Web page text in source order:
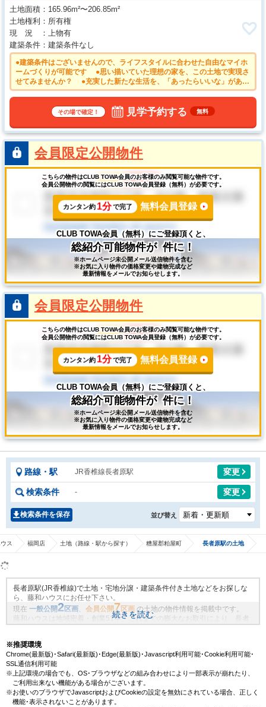
土地面積
165.96m²〜206.85m²
土地権利
所有権
現 況
上物有
建築条件
建築条件なし
●建築条件はございませんので、ライフスタイルに合わせた自由なマイホ
ームづくりが可能です ●思い描いていた理想の家を、この土地で実現さ
せてみませんか？ ●充実した新たな生活を、「あったらいいな」があ
る、この地から始めてみませんか？鮮やかな青空と暮らすこの土地
その場で確定！ 見学予約する 無料
会員限定公開物件
こちらの物件はCLUB TOWA会員のお客様のみ閲覧可能な物件です。
会員公開物件の閲覧にはCLUB TOWA会員登録（無料）が必要です。
カンタン約 1分で完了 無料会員登録
CLUB TOWA会員（無料）にご登録頂くと、
総紹介可能物件が 件に！
※ホームページ未公開メール送信物件を含む
※お気に入り物件の価格変更や建物完成など
最新情報をメールでお知らせします。
会員限定公開物件
こちらの物件はCLUB TOWA会員のお客様のみ閲覧可能な物件です。
会員公開物件の閲覧にはCLUB TOWA会員登録（無料）が必要です。
カンタン約 1分で完了 無料会員登録
CLUB TOWA会員（無料）にご登録頂くと、
総紹介可能物件が 件に！
※ホームページ未公開メール送信物件を含む
※お気に入り物件の価格変更や建物完成など
最新情報をメールでお知らせします。
路線・駅 JR香椎線長者原駅 変更
検索条件 - 変更
検索条件を保存 並び替え
ス 福岡店 土地（路線・駅から探す） 糟屋郡粕屋町 長者原駅の土地
長者原駅(JR香椎線)で土地・宅地分譲・建築条件付き土地などをお探しな
ら、藤和ハウスにお任せ下さい。
現在 一般公開2区画 会員公開7区画 の土地の物件情報を掲載中です。
藤和ハウスは地域密着・創業51年、これまでの膨大なお取引により、長者
続きを読む
※推奨環境
Chrome(最新版)･Safari(最新版)･Edge(最新版)･Javascript利用可能･Cookie利用可能･
SSL通信利用可能
※上記環境の場合でも、OS･ブラウザなどの組み合わせにより一部表示が崩れたり、
ご利用出来ない機能がある場合がございます。
※お使いのブラウザでJavascriptおよびCookieの設定を無効にされている場合、正しく
機能･表示されないことがあります。